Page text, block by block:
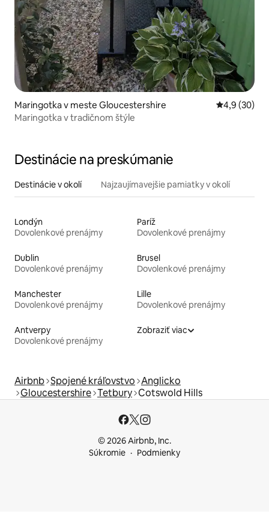
Maringotka v meste Gloucestershire Priemerné
4,9 (30)
Maringotka v tradičnom štýle
Destinácie na preskúmanie
Destinácie v okolí Najzaujímavejšie pamiatky v okolí
Londýn
Dovolenkové prenájmy
Paríž
Dovolenkové prenájmy
Dublin
Dovolenkové prenájmy
Brusel
Dovolenkové prenájmy
Manchester
Dovolenkové prenájmy
Lille
Dovolenkové prenájmy
Antverpy
Dovolenkové prenájmy
Zobraziť viac
Airbnb Spojené kráľovstvo Anglicko
Gloucestershire Tetbury Cotswold Hills
© 2026 Airbnb, Inc.
Súkromie
Podmienky